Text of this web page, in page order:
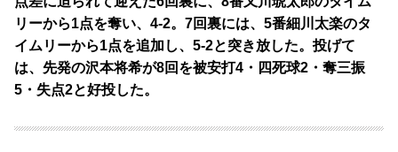
リーから1点を奪い、4-2。7回裏には、5番細川太楽のタ
イムリーから1点を追加し、5-2と突き放した。投げて
は、先発の沢本将希が8回を被安打4・四死球2・奪三振
5・失点2と好投した。